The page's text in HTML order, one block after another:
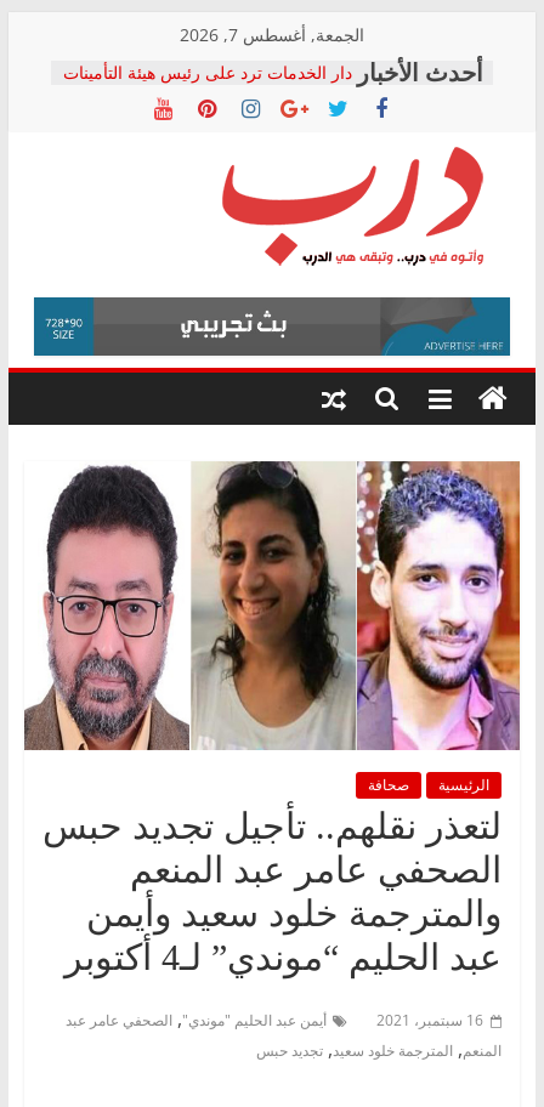
content
الجمعة, أغسطس 7, 2026
دار الخدمات ترد على رئيس هيئة التأمينات
بعد مؤتمره الصحفي: إنكار الأزمة لا ينهي
معاناة أصحاب المعاشات.. ونطالب بكشف
فرحات سليمان يكتب: القطاع الصحي إلى
أين؟
حزب التحالف الشعبي يطلق لجنة “الحق
في الصحة” بالإسكندرية لرصد الانتهاكات
ودعم المرضى
الوزاري لمدينة الصحفيين.. وانتهاء أعمال
إنشاء المبنى الإداري
المجلس القومي لحقوق الإنسان يعلن
متابعة قضية الدكتور محمد زهران.. ويؤكد:
قرينة البراءة وضمانات المحاكمة العادلة
درب
وأتوه
درب..
وتبقى
هي
الرئيسية صحافة
لتعذر نقلهم.. تأجيل تجديد حبس
الصحفي عامر عبد المنعم
والمترجمة خلود سعيد وأيمن
عبد الحليم “موندي” لـ4 أكتوبر
16 سبتمبر، 2021 أيمن عبد الحليم "موندي", الصحفي عامر عبد
المنعم, المترجمة خلود سعيد, تجديد حبس